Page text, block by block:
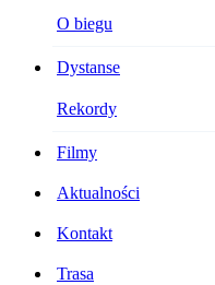
O biegu
Dystanse
Rekordy
Filmy
Aktualności
Kontakt
Trasa